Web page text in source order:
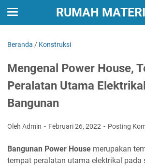
RUMAH
Beranda / Konstruksi
Mengenal Power House,
Peralatan Utama
Bangunan
Oleh Admin Februari 26, 2022 Posting
Bangunan Power House merupakan
tempat peralatan utama elektrikal pada